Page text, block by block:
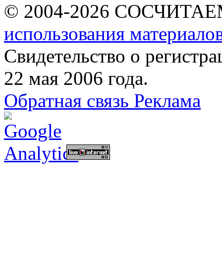
© 2004-2026
использования
Свидетельство о
22 мая 2006 года.
Обратная связь Реклама